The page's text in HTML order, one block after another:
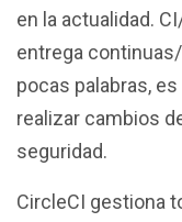
en la actualidad.
entrega
pocas palabras,
realizar cambios
seguridad.
CircleCI gestiona